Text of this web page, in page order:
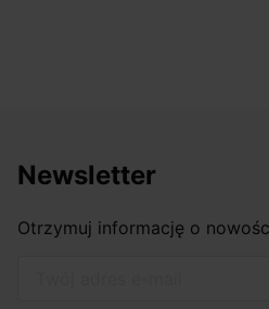
Newsletter
Otrzymuj informację o